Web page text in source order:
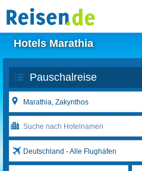
Hotels Marathia
Deutschland - Alle Flughäfen